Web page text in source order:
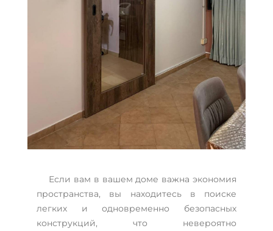
Если вам в вашем доме важна экономия
пространства, вы находитесь в поиске
легких и одновременно безопасных
конструкций, что невероятно